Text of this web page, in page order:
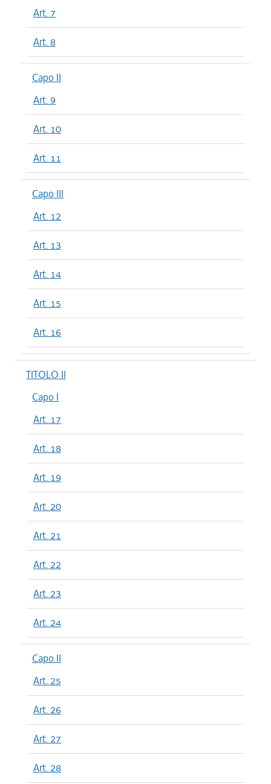
Art. 7
Art. 8
Capo II
Art. 9
Art. 10
Art. 11
Capo III
Art. 12
Art. 13
Art. 14
Art. 15
Art. 16
TITOLO II
Capo I
Art. 17
Art. 18
Art. 19
Art. 20
Art. 21
Art. 22
Art. 23
Art. 24
Capo II
Art. 25
Art. 26
Art. 27
Art. 28